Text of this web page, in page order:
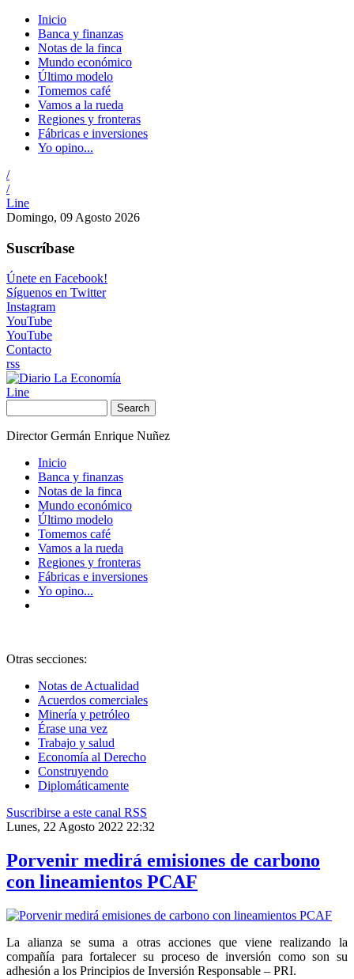
Inicio
Banca y finanzas
Notas de la finca
Mundo económico
Último modelo
Tomemos café
Vamos a la rueda
Regiones y fronteras
Fábricas e inversiones
Yo opino...
/
/
Line
Domingo, 09 Agosto 2026
Suscríbase
Únete en Facebook!
Síguenos en Twitter
Instagram
YouTube
YouTube
Contacto
rss
Line
Search
Director Germán Enrique Nuñez
Inicio
Banca y finanzas
Notas de la finca
Mundo económico
Último modelo
Tomemos café
Vamos a la rueda
Regiones y fronteras
Fábricas e inversiones
Yo opino...
Otras secciones:
Notas de Actualidad
Acuerdos comerciales
Minería y petróleo
Érase una vez
Trabajo y salud
Economía al Derecho
Construyendo
Diplomáticamente
Suscribirse a este canal RSS
Lunes, 22 Agosto 2022 22:32
Porvenir medirá emisiones de carbono
con lineamientos PCAF
La alianza se suma a otras acciones que viene realizando la
compañía para fortalecer su proceso de inversión como son su
adhesión a los Principios de Inversión Responsable – PRI.